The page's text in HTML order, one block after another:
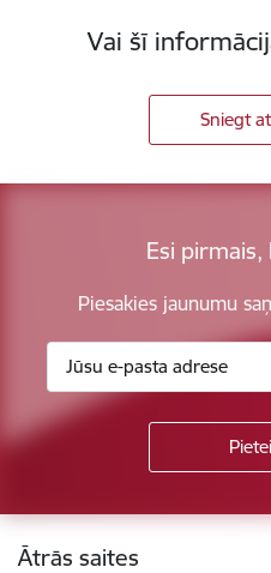
Vai šī
Sniegt
Esi
Piesakies jaunumu
Kājene
Ātrās saites